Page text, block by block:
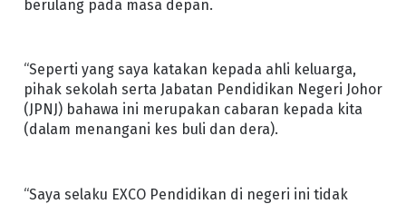
berulang pada masa depan.
“Seperti yang saya katakan kepada ahli keluarga,
pihak sekolah serta Jabatan Pendidikan Negeri Johor
(JPNJ) bahawa ini merupakan cabaran kepada kita
(dalam menangani kes buli dan dera).
“Saya selaku EXCO Pendidikan di negeri ini tidak